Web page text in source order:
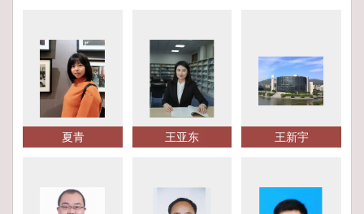
夏青 王亚东 王新宇